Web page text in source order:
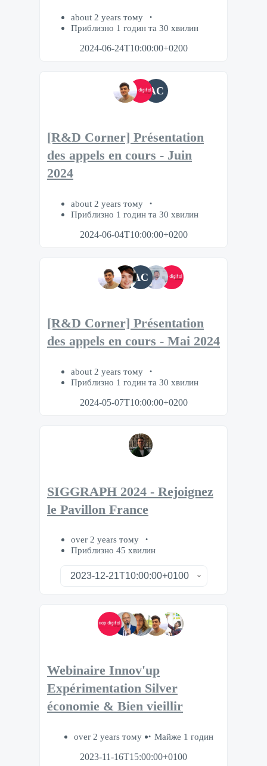
about 2 years тому
Приблизно 1 годин та 30 хвилин
2024-06-24T10:00:00+0200
AC
[R&D Corner] Présentation
des appels en cours - Juin
2024
about 2 years тому
Приблизно 1 годин та 30 хвилин
2024-06-04T10:00:00+0200
AC
[R&D Corner] Présentation
des appels en cours - Mai 2024
about 2 years тому
Приблизно 1 годин та 30 хвилин
2024-05-07T10:00:00+0200
SIGGRAPH 2024 - Rejoignez
le Pavillon France
over 2 years тому
Приблизно 45 хвилин
Webinaire Innov'up
Expérimentation Silver
économie & Bien vieillir
over 2 years тому
Майже 1 годин
2023-11-16T15:00:00+0100